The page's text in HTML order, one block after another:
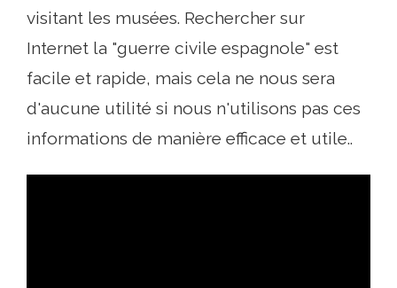
visitant les musées. Rechercher sur
Internet la "guerre civile espagnole" est
facile et rapide, mais cela ne nous sera
d'aucune utilité si nous n'utilisons pas ces
informations de manière efficace et utile..